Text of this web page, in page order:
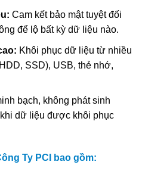
Cam kết bảo mật tuyệt đối
để lộ bất kỳ dữ liệu nào.
Khôi phục dữ liệu từ nhiều
SSD), USB, thẻ nhớ,
bạch, không phát sinh
dữ liệu được khôi phục
Ty PCI bao gồm: